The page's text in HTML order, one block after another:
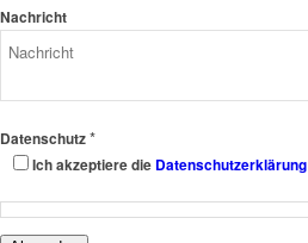
Nachricht
Datenschutz*
Ich akzeptiere die Datenschutzerklärung